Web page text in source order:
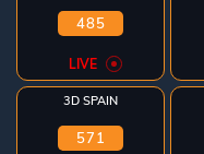
485
LIVE
3D SPAIN
571